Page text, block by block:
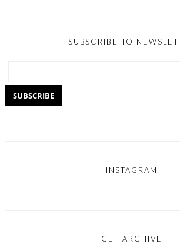
SUBSCRIBE TO
INSTAGRAM
GET ARCHIVE